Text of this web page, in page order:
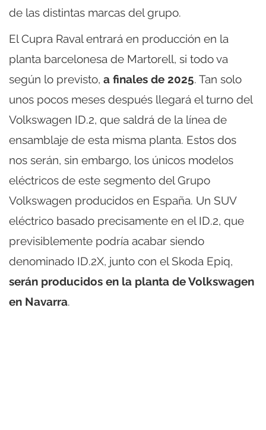
de las distintas marcas del grupo.
El Cupra Raval entrará en producción en la
planta barcelonesa de Martorell, si todo va
según lo previsto, a finales de 2025. Tan solo
unos pocos meses después llegará el turno del
Volkswagen ID.2, que saldrá de la línea de
ensamblaje de esta misma planta. Estos dos
nos serán, sin embargo, los únicos modelos
eléctricos de este segmento del Grupo
Volkswagen producidos en España. Un SUV
eléctrico basado precisamente en el ID.2, que
previsiblemente podría acabar siendo
denominado ID.2X, junto con el Skoda Epiq,
serán producidos en la planta de Volkswagen
en Navarra.